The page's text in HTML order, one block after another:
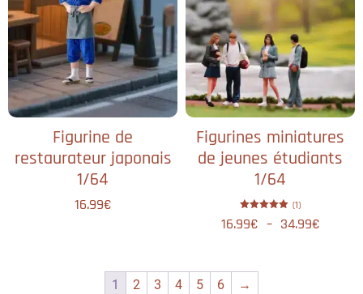
Figurine de
restaurateur japonais
1/64
16.99€
Figurines miniatures
de jeunes étudiants
1/64
5.00
(1)
16.99€ – 34.99€
1 2 3 4 5 6 →